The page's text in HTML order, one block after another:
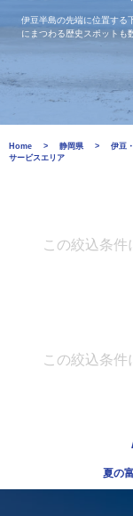
伊豆半島の先端に位置する
にまつわる歴史スポットも
Home 静岡県 伊豆
サービスエリア
この絞込条
この絞込条
夏の